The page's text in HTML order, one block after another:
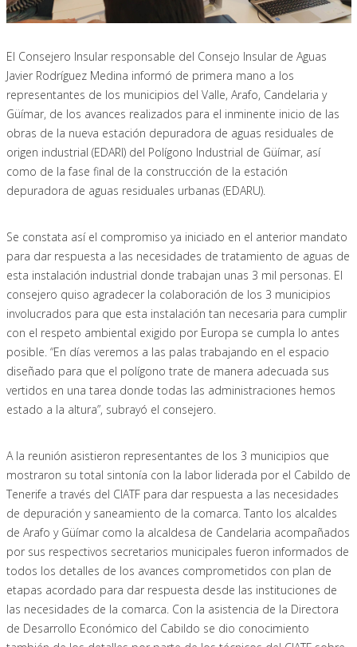
El Consejero Insular responsable del Consejo Insular de Aguas
Javier Rodríguez Medina informó de primera mano a los
representantes de los municipios del Valle, Arafo, Candelaria y
Güímar, de los avances realizados para el inminente inicio de las
obras de la nueva estación depuradora de aguas residuales de
origen industrial (EDARI) del Polígono Industrial de Güímar, así
como de la fase final de la construcción de la estación
depuradora de aguas residuales urbanas (EDARU).
Se constata así el compromiso ya iniciado en el anterior mandato
para dar respuesta a las necesidades de tratamiento de aguas de
esta instalación industrial donde trabajan unas 3 mil personas. El
consejero quiso agradecer la colaboración de los 3 municipios
involucrados para que esta instalación tan necesaria para cumplir
con el respeto ambiental exigido por Europa se cumpla lo antes
posible. “En días veremos a las palas trabajando en el espacio
diseñado para que el polígono trate de manera adecuada sus
vertidos en una tarea donde todas las administraciones hemos
estado a la altura”, subrayó el consejero.
A la reunión asistieron representantes de los 3 municipios que
mostraron su total sintonía con la labor liderada por el Cabildo de
Tenerife a través del CIATF para dar respuesta a las necesidades
de depuración y saneamiento de la comarca. Tanto los alcaldes
de Arafo y Güímar como la alcaldesa de Candelaria acompañados
por sus respectivos secretarios municipales fueron informados de
todos los detalles de los avances comprometidos con plan de
etapas acordado para dar respuesta desde las instituciones de
las necesidades de la comarca. Con la asistencia de la Directora
de Desarrollo Económico del Cabildo se dio conocimiento